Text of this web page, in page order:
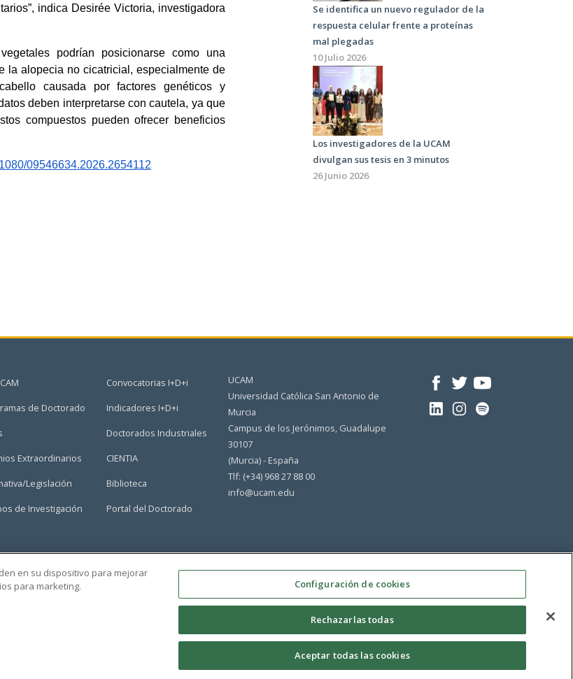
indica Desirée Victoria, investigadora
podrían posicionarse como una
la alopecia no cicatricial, especialmente de
causada por factores genéticos y
deben interpretarse con cautela, ya que
compuestos pueden ofrecer beneficios
09546634.2026.2654112
Se identifica un nuevo regulador de la
respuesta celular frente a proteínas
mal plegadas
10 Julio 2026
Los investigadores de la UCAM
divulgan sus tesis en 3 minutos
26 Junio 2026
de Doctorado
Extraordinarios
Legislación
de Investigación
Convocatorias I+D+i
Indicadores I+D+i
Doctorados Industriales
CIENTIA
Biblioteca
Portal del Doctorado
UCAM
Universidad Católica San Antonio de
Murcia
Campus de los Jerónimos, Guadalupe
30107
(Murcia) - España
Tlf: (+34) 968 27 88 00
info@ucam.edu
en su dispositivo para mejorar
para marketing.
Configuración de cookies
Rechazarlas todas
Aceptar todas las cookies